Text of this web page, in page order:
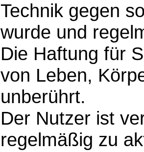
Technik gegen
wurde und
Die Haftung für
von Leben,
unberührt.
Der Nutzer ist
regelmäßig zu